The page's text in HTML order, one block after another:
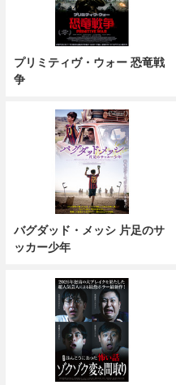
プリミティヴ・ウォー 恐竜戦
争
バグダッド・メッシ 片足のサ
ッカー少年